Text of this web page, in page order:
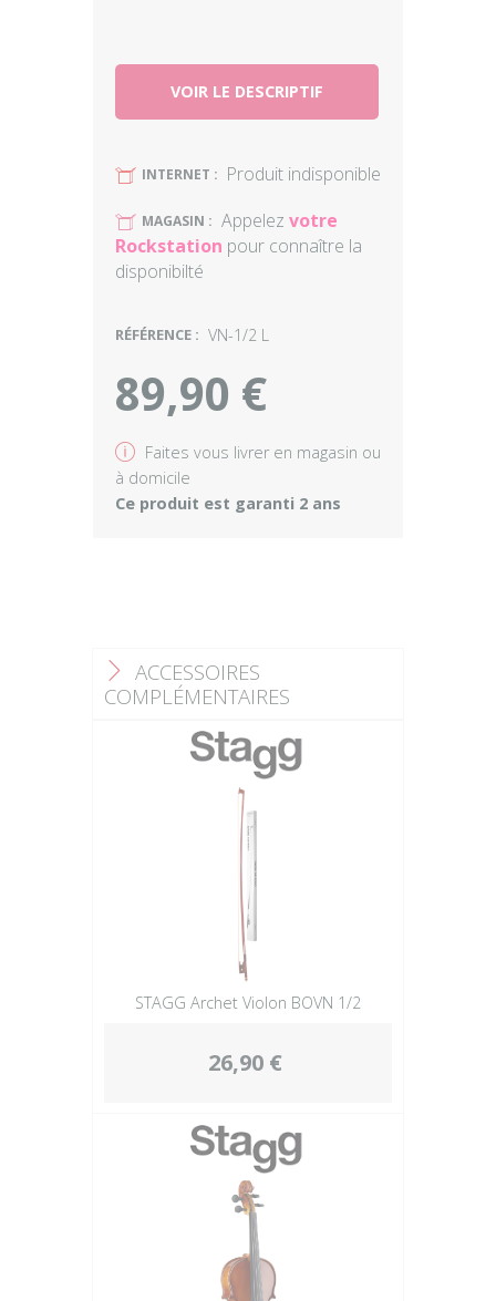
VOIR LE DESCRIPTIF
U INTERNET : Produit indisponible
U MAGASIN : Appelez votre
Rockstation pour connaître la
disponibilté
RÉFÉRENCE : VN-1/2 L
89,90 €
v Faites vous livrer en magasin ou
à domicile
Ce produit est garanti 2 ans
F ACCESSOIRES
COMPLÉMENTAIRES
STAGG Archet Violon BOVN 1/2
26,90 €